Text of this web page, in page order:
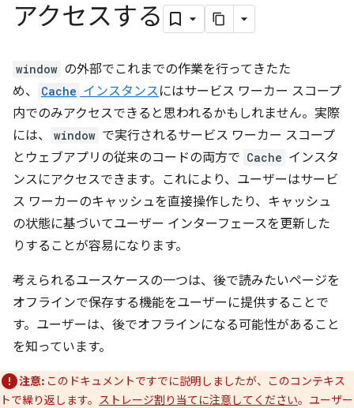
アクセスする
window の外部でこれまでの作業を行ってきたた
め、
Cache インスタンスにはサービス ワーカー スコープ
内でのみアクセスできると思われるかもしれません。実際
には、
window で実行されるサービス ワーカー スコープ
とウェブアプリの従来のコードの両方で Cache インスタ
ンスにアクセスできます。
これにより、ユーザーはサービ
ス ワーカーのキャッシュを直接操作したり、キャッシュ
の状態に基づいてユーザー インターフェースを更新した
りすることが容易になります。
考えられるユースケースの一つは、後で読みたいページを
オフラインで保存する機能をユーザーに提供することで
す。ユーザーは、後でオフラインになる可能性があること
を知っています。
注意: このドキュメントですでに説明しましたが、このコンテキス
トで繰り返します。 ストレージ割り当てに注意してください。ユーザー